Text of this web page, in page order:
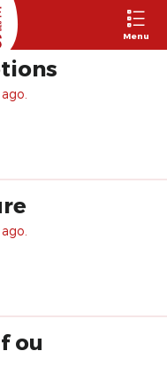
Menu
ou